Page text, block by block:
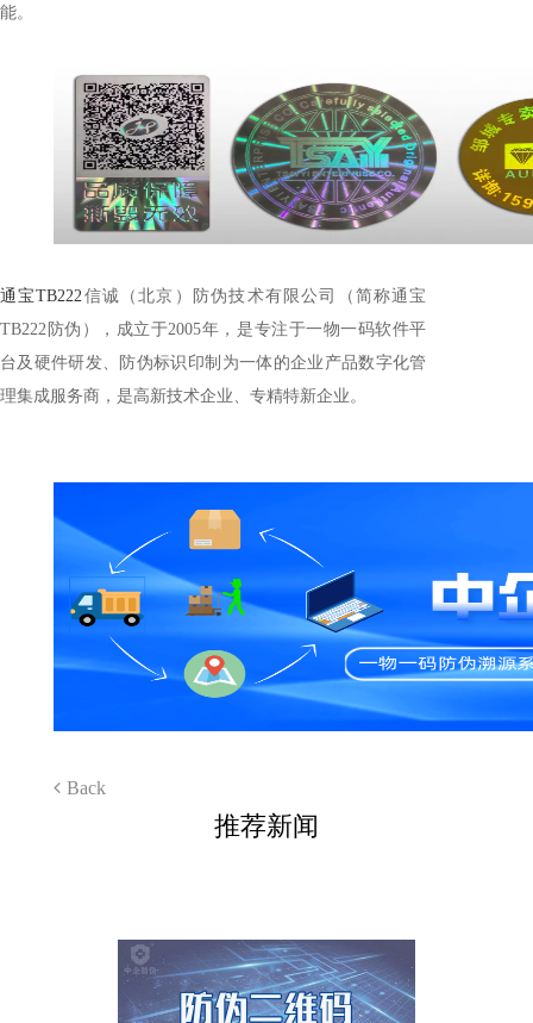
能。
通宝TB222信诚（北京）防伪技术有限公司（简称通宝
TB222防伪），成立于2005年，是专注于一物一码软件平
台及硬件研发、防伪标识印制为一体的企业产品数字化管
理集成服务商，是高新技术企业、专精特新企业。
Back
推荐新闻